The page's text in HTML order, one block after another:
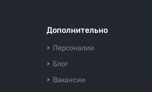
Дополнительно
Персоналии
Блог
Вакансии